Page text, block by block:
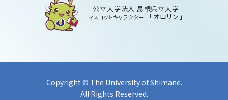
公立大学法人 島根県立大学
マスコットキャラクター 「オロリン」
Copyright © The University of Shimane.
All Rights Reserved.